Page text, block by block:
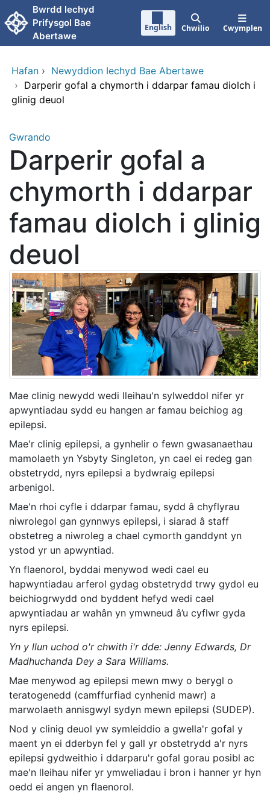
Neidio i'r prif gynnwy
Bwrdd lechyd
Prifysgol Bae
Abertawe
English Chwilio Cwymplen
Hafan › Newyddion Iechyd Bae Abertawe
› Darperir gofal a chymorth i ddarpar famau diolch i
glinig deuol
Gwrando
Darperir gofal a
chymorth i ddarpar
famau diolch i glinig
deuol
Mae clinig newydd wedi lleihau'n sylweddol nifer yr
apwyntiadau sydd eu hangen ar famau beichiog ag
epilepsi.
Mae'r clinig epilepsi, a gynhelir o fewn gwasanaethau
mamolaeth yn Ysbyty Singleton, yn cael ei redeg gan
obstetrydd, nyrs epilepsi a bydwraig epilepsi
arbenigol.
Mae'n rhoi cyfle i ddarpar famau, sydd â chyflyrau
niwrolegol gan gynnwys epilepsi, i siarad â staff
obstetreg a niwroleg a chael cymorth ganddynt yn
ystod yr un apwyntiad.
Yn flaenorol, byddai menywod wedi cael eu
hapwyntiadau arferol gydag obstetrydd trwy gydol eu
beichiogrwydd ond byddent hefyd wedi cael
apwyntiadau ar wahân yn ymwneud â’u cyflwr gyda
nyrs epilepsi.
Yn y llun uchod o'r chwith i'r dde: Jenny Edwards, Dr
Madhuchanda Dey a Sara Williams.
Mae menywod ag epilepsi mewn mwy o berygl o
teratogenedd (camffurfiad cynhenid mawr) a
marwolaeth annisgwyl sydyn mewn epilepsi (SUDEP).
Nod y clinig deuol yw symleiddio a gwella'r gofal y
maent yn ei dderbyn fel y gall yr obstetrydd a'r nyrs
epilepsi gydweithio i ddarparu'r gofal gorau posibl ac
mae'n lleihau nifer yr ymweliadau i bron i hanner yr hyn
oedd ei angen yn flaenorol.